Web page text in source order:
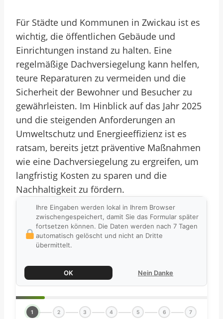
Für Städte und Kommunen in Zwickau ist es
wichtig, die öffentlichen Gebäude und
Einrichtungen instand zu halten. Eine
regelmäßige Dachversiegelung kann helfen,
teure Reparaturen zu vermeiden und die
Sicherheit der Bewohner und Besucher zu
gewährleisten. Im Hinblick auf das Jahr 2025
und die steigenden Anforderungen an
Umweltschutz und Energieeffizienz ist es
ratsam, bereits jetzt präventive Maßnahmen
wie eine Dachversiegelung zu ergreifen, um
langfristig Kosten zu sparen und die
Nachhaltigkeit zu fördern.
Ihre Eingaben werden lokal in Ihrem Browser
zwischengespeichert, damit Sie das Formular später
fortsetzen können. Die Daten werden nach 7 Tagen
automatisch gelöscht und nicht an Dritte
übermittelt.
OK Nein Danke
1 2 3 4 5 6 7